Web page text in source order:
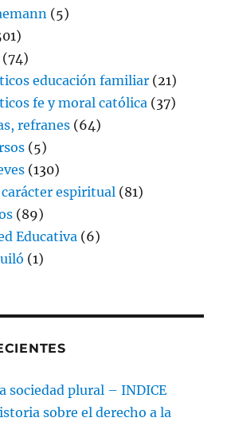
(5)
(74)
educación familiar (21)
fe y moral católica (37)
refranes (64)
(5)
(130)
carácter espiritual (81)
(89)
Educativa (6)
(1)
sociedad plural – INDICE
sobre el derecho a la